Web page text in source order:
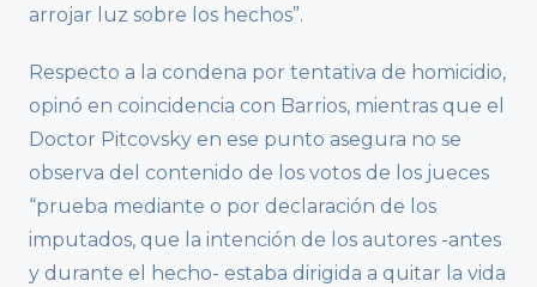
arrojar luz sobre los hechos”.
Respecto a la condena por tentativa de homicidio,
opinó en coincidencia con Barrios, mientras que el
Doctor Pitcovsky en ese punto asegura no se
observa del contenido de los votos de los jueces
“prueba mediante o por declaración de los
imputados, que la intención de los autores -antes
y durante el hecho- estaba dirigida a quitar la vida